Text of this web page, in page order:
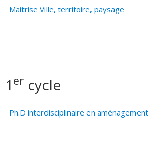
Maitrise Ville, territoire, paysage
1 er cycle
Ph.D interdisciplinaire en aménagement